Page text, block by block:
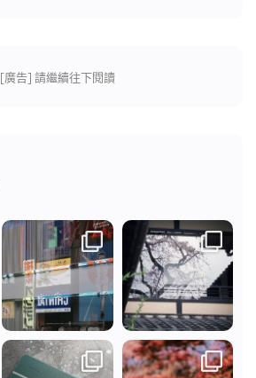
[廣告] 請繼續往下閱讀